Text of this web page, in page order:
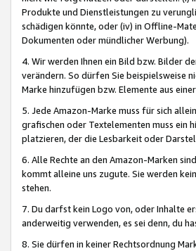
Produkte und Dienstleistungen zu
schädigen könnte, oder (iv) in Offline-
Dokumenten oder mündlicher Werbung).
4. Wir werden Ihnen ein Bild bzw. Bilder
verändern. So dürfen Sie beispielsweise
Marke hinzufügen bzw. Elemente aus
5. Jede Amazon-Marke muss für sich
grafischen oder Textelementen muss ein
platzieren, der die Lesbarkeit oder
6. Alle Rechte an den Amazon-Marken
kommt alleine uns zugute. Sie werden
stehen.
7. Du darfst kein Logo von, oder Inhalte
anderweitig verwenden, es sei denn, du
8. Sie dürfen in keiner Rechtsordnung